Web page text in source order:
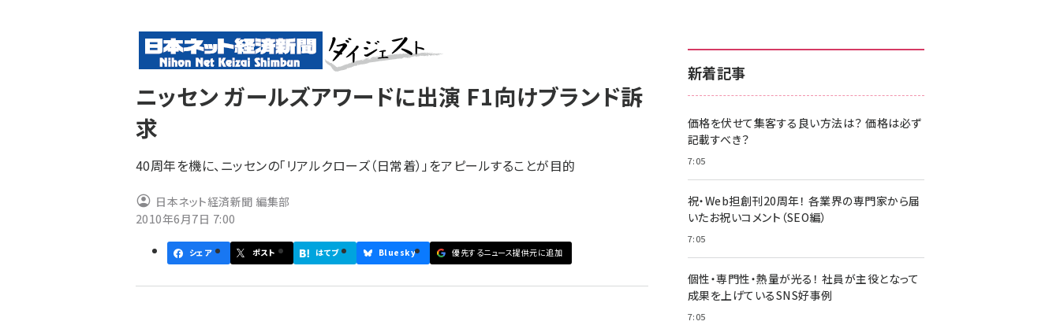
z世代 (1617)
meo (1274)
ン
く
ず
ニッセン ガールズアワードに出演 F1向けブランド訴
求
40周年を機に、ニッセンの「リアルクローズ（日常着）」をアピールすることが目的
日本ネット経済新聞 編集部
2010年6月7日 7:00
シェア ポスト はてブ Bluesky 優先するニュース提供元に追加
新着記事
価格を伏せて集客する良い方法は？ 価格は必ず
記載すべき？
7:05
祝・Web担創刊20周年！ 各業界の専門家から届
いたお祝いコメント（SEO編）
7:05
個性・専門性・熱量が光る！ 社員が主役となって
成果を上げているSNS好事例
7:05